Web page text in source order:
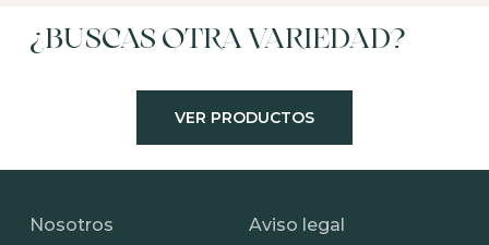
¿BUSCAS OTRA VARIEDAD?
VER PRODUCTOS
Nosotros
Aviso legal